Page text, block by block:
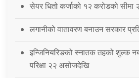
सेयर धितो कर्जाको १२ करोडको सीमा
लगानीको वातावरण बनाउन सरकार
इन्जिनियरिङको स्नातक तहको शुल्क
परिक्षा २२ असोजदेखि